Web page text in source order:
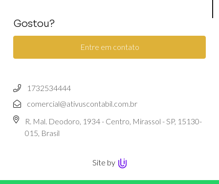
Gostou?
Entre em contato
1732534444
comercial@ativuscontabil.com.br
R. Mal. Deodoro, 1934 - Centro, Mirassol - SP, 15130-
015, Brasil
Site by